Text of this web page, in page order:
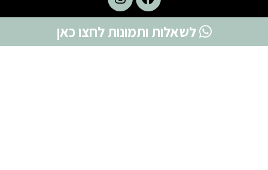
לשאלות ותמונות לחצו כאן